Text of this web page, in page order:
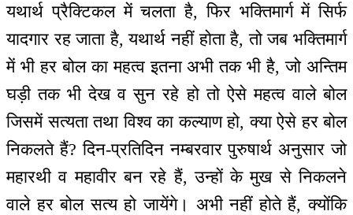
यथार्थ प्रैक्टिकल में चलता है, फिर भक्तिमार्ग में सिर्फ
यादगार रह जाता है, यथार्थ नहीं होता है, तो जब भक्तिमार्ग
में भी हर बोल का महत्व इतना अभी तक भी है, जो अन्तिम
घड़ी तक भी देख व सुन रहे हो तो ऐसे महत्व वाले बोल
जिसमें सत्यता तथा विश्व का कल्याण हो, क्या ऐसे हर बोल
निकलते हैं? दिन-प्रतिदिन नम्बरवार पुरुषार्थ अनुसार जो
महारथी व महावीर बन रहे हैं, उन्हों के मुख से निकलने
वाले हर बोल सत्य हो जायेंगे। अभी नहीं होते हैं, क्योंकि